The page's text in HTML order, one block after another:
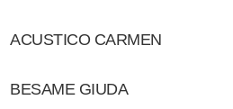
ACUSTICO CARMEN
BESAME GIUDA